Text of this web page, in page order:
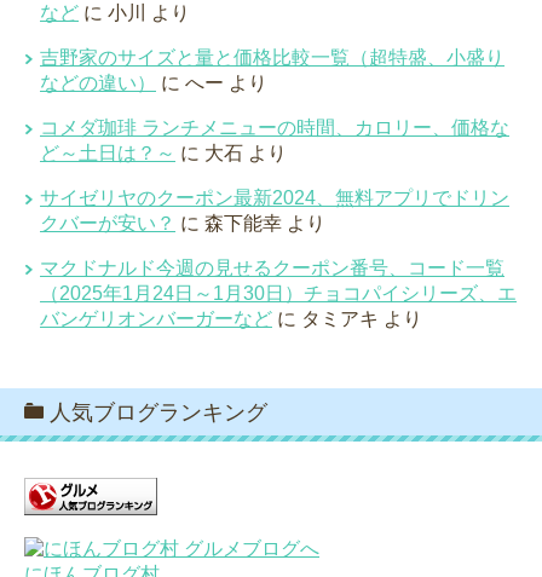
など に 小川 より
吉野家のサイズと量と価格比較一覧（超特盛、小盛り
などの違い）
に へー より
コメダ珈琲 ランチメニューの時間、カロリー、価格な
ど～土日は？～ に 大石 より
サイゼリヤのクーポン最新2024、無料アプリでドリン
クバーが安い？ に 森下能幸 より
マクドナルド今週の見せるクーポン番号、コード一覧
（2025年1月24日～1月30日）チョコパイシリーズ、エ
バンゲリオンバーガーなど に タミアキ より
人気ブログランキング